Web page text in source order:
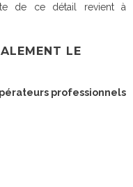
de ce détail revient à
LE
professionnels